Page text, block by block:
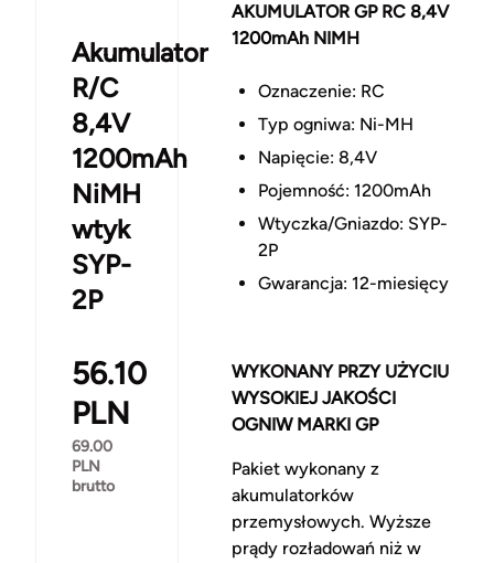
Akumulator
R/C
8,4V
1200mAh
NiMH
wtyk
SYP-
2P
56.10
PLN
69.00
PLN
brutto
AKUMULATOR GP RC 8,4V
1200mAh NIMH
Oznaczenie: RC
Typ ogniwa: Ni-MH
Napięcie: 8,4V
Pojemność: 1200mAh
Wtyczka/Gniazdo: SYP-
2P
Gwarancja: 12-miesięcy
WYKONANY PRZY UŻYCIU
WYSOKIEJ JAKOŚCI
OGNIW MARKI GP
Pakiet wykonany z
akumulatorków
przemysłowych. Wyższe
prądy rozładowań niż w